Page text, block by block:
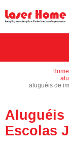
Home
aluguéis de
Aluguéis
Escolas